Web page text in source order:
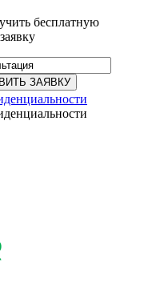
бесплатную
ЗАЯВКУ